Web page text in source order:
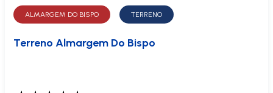
ALMARGEM DO BISPO TERRENO
Terreno Almargem Do Bispo